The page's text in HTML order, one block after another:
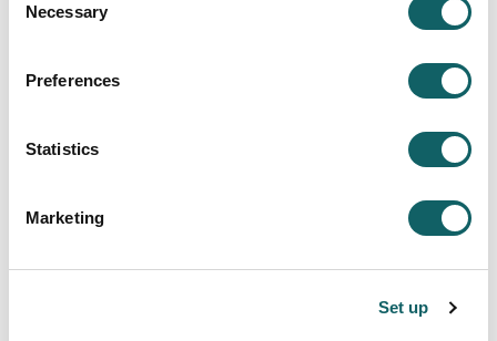
Selection
Necessary
Preferences
Statistics
Marketing
Set up
Reportaje de Goiena
La oferta en formación profesional de la Escuela